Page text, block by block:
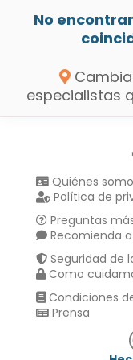
No
Cambia
especialistas
Quiénes
Política de
Preguntas
Recomienda
Seguridad de
Como
Condiciones
Prensa